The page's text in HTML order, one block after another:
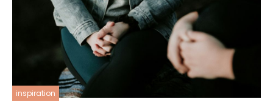
inspiration